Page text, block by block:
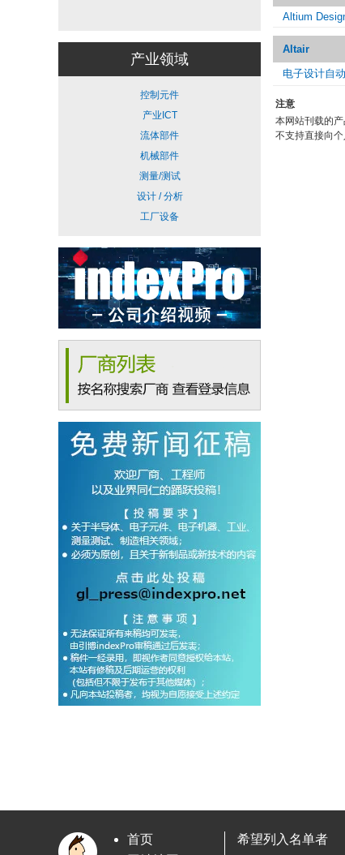
产业领域
控制元件
产业ICT
流体部件
机械部件
测量/测试
设计 / 分析
工厂设备
Altium
Altair
电子设计自
注意
本网站刊载的
不支持直接向
首页
希望列入名单者